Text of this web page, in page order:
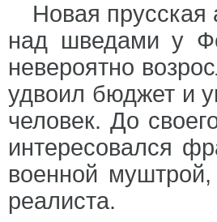
Новая прусская
над шведами у
невероятно
удвоил бюджет и
человек. До
интересовался
военной
реалиста.